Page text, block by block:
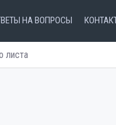
НА ВОПРОСЫ
листа